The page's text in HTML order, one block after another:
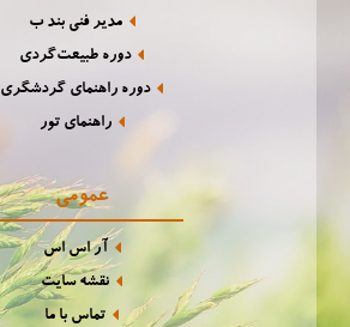
مدیر فنی بند ب
دوره طبیعت‌گردی
دوره راهنمای گردشگری
راهنمای تور
عمومی
آر اس اس
نقشه سایت
تماس با ما